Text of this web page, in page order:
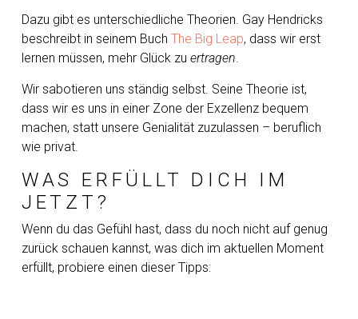
Dazu gibt es unterschiedliche Theorien. Gay Hendricks
beschreibt in seinem Buch The Big Leap, dass wir erst
lernen müssen, mehr Glück zu ertragen
Wir sabotieren uns ständig selbst. Seine Theorie ist,
dass wir es uns in einer Zone der Exzellenz bequem
machen, statt unsere Genialität zuzulassen – beruflich
wie privat.
WAS ERFÜLLT DICH IM
JETZT?
Wenn du das Gefühl hast, dass du noch nicht auf genug
zurück schauen kannst, was dich im aktuellen Moment
erfüllt, probiere einen dieser Tipps: